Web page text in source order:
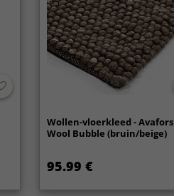
Wollen-vloerkleed - Avafors
Wool Bubble (bruin/beige)
95.99 €